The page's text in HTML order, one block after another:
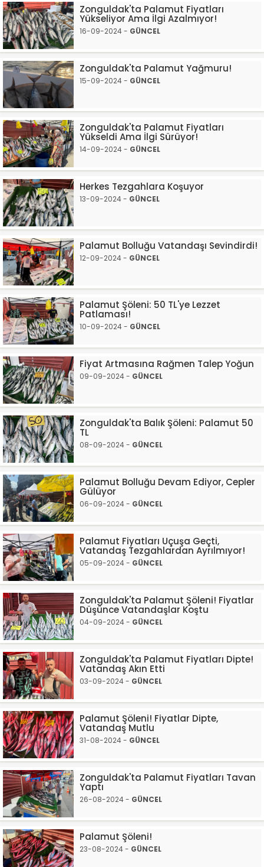
Zonguldak'ta Palamut Fiyatları
Yükseliyor Ama İlgi Azalmıyor!
16-09-2024 - GÜNCEL
Zonguldak'ta Palamut Yağmuru!
15-09-2024 - GÜNCEL
Zonguldak'ta Palamut Fiyatları
Yükseldi Ama İlgi Sürüyor!
14-09-2024 - GÜNCEL
Herkes Tezgahlara Koşuyor
13-09-2024 - GÜNCEL
Palamut Bolluğu Vatandaşı Sevindirdi!
12-09-2024 - GÜNCEL
Palamut Şöleni: 50 TL'ye Lezzet
Patlaması!
10-09-2024 - GÜNCEL
Fiyat Artmasına Rağmen Talep Yoğun
09-09-2024 - GÜNCEL
Zonguldak'ta Balık Şöleni: Palamut 50
TL
08-09-2024 - GÜNCEL
Palamut Bolluğu Devam Ediyor, Cepler
Gülüyor
06-09-2024 - GÜNCEL
Palamut Fiyatları Uçuşa Geçti,
Vatandaş Tezgahlardan Ayrılmıyor!
05-09-2024 - GÜNCEL
Zonguldak'ta Palamut Şöleni! Fiyatlar
Düşünce Vatandaşlar Koştu
04-09-2024 - GÜNCEL
Zonguldak'ta Palamut Fiyatları Dipte!
Vatandaş Akın Etti
03-09-2024 - GÜNCEL
Palamut Şöleni! Fiyatlar Dipte,
Vatandaş Mutlu
31-08-2024 - GÜNCEL
Zonguldak'ta Palamut Fiyatları Tavan
Yaptı
26-08-2024 - GÜNCEL
Palamut Şöleni!
23-08-2024 - GÜNCEL